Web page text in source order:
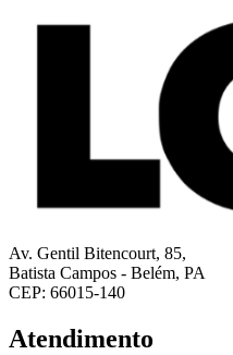
Av. Gentil Bitencourt, 85,
Batista Campos - Belém, PA
CEP: 66015-140
Atendimento